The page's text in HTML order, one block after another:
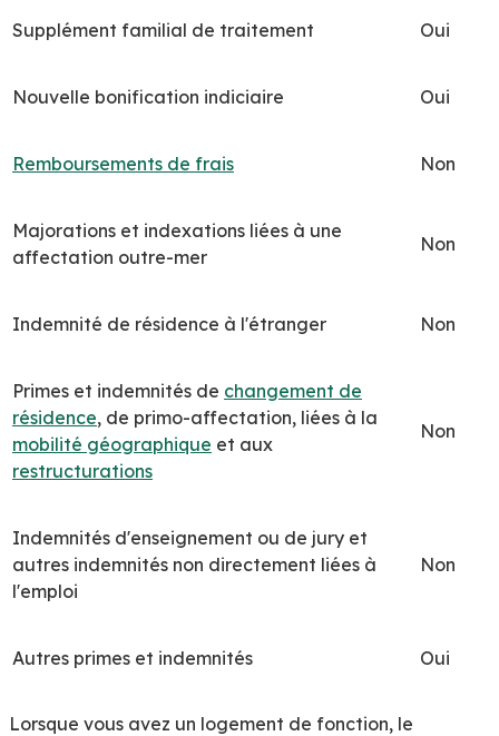
Supplément familial de traitement Oui
Nouvelle bonification indiciaire Oui
Remboursements de frais Non
Majorations et indexations liées à une
affectation outre-mer
Non
Indemnité de résidence à l'étranger Non
Primes et indemnités de changement de
résidence, de primo-affectation, liées à la
mobilité géographique et aux
restructurations
Non
Indemnités d'enseignement ou de jury et
autres indemnités non directement liées à
l'emploi
Non
Autres primes et indemnités Oui
Lorsque vous avez un logement de fonction, le